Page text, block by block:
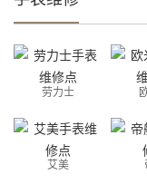
劳力士
艾美